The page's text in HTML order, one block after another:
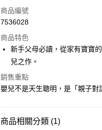
信用卡一次付款
Apple Pay
街口支付
悠遊付
商品編號
7536028
商品特色
新手父母必讀，從家有寶寶
兒之作。
銷售重點
嬰兒不是天生聰明，是「親子對
商品相關分類 (1)